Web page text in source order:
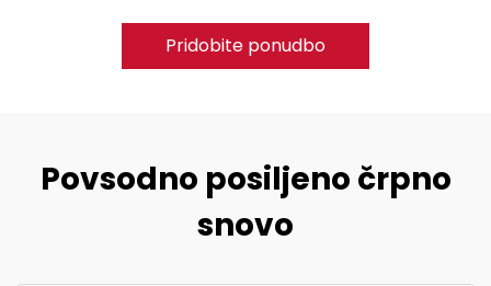
Pridobite ponudbo
Povsodno posiljeno črpno
snovo